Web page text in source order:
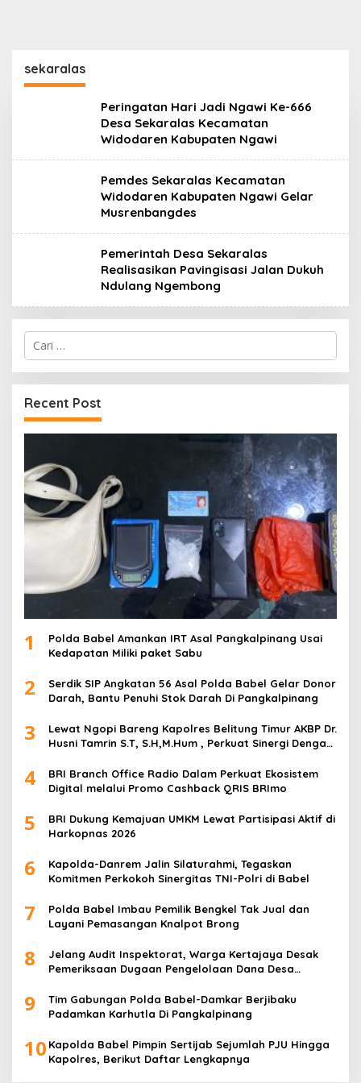
sekaralas
Peringatan Hari Jadi Ngawi Ke-666
Desa Sekaralas Kecamatan
Widodaren Kabupaten Ngawi
Pemdes Sekaralas Kecamatan
Widodaren Kabupaten Ngawi Gelar
Musrenbangdes
Pemerintah Desa Sekaralas
Realisasikan Pavingisasi Jalan Dukuh
Ndulang Ngembong
Cari
untuk:
Recent Post
1
Polda Babel Amankan IRT Asal Pangkalpinang Usai
Kedapatan Miliki paket Sabu
2
Serdik SIP Angkatan 56 Asal Polda Babel Gelar Donor
Darah, Bantu Penuhi Stok Darah Di Pangkalpinang
3
Lewat Ngopi Bareng Kapolres Belitung Timur AKBP Dr.
Husni Tamrin S.T, S.H,M.Hum , Perkuat Sinergi Dengan
4
BRI Branch Office Radio Dalam Perkuat Ekosistem
Digital melalui Promo Cashback QRIS BRImo
5
BRI Dukung Kemajuan UMKM Lewat Partisipasi Aktif di
Harkopnas 2026
6
Kapolda-Danrem Jalin Silaturahmi, Tegaskan
Komitmen Perkokoh Sinergitas TNI-Polri di Babel
7
Polda Babel Imbau Pemilik Bengkel Tak Jual dan
Layani Pemasangan Knalpot Brong
8
Jelang Audit Inspektorat, Warga Kertajaya Desak
Pemeriksaan Dugaan Pengelolaan Dana Desa
9
Tim Gabungan Polda Babel-Damkar Berjibaku
Padamkan Karhutla Di Pangkalpinang
10 Kapolda Babel Pimpin Sertijab Sejumlah PJU Hingga
Kapolres, Berikut Daftar Lengkapnya